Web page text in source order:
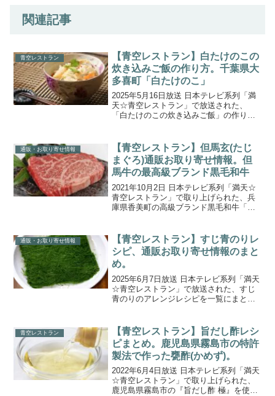
関連記事
青空レストラン
【青空レストラン】白たけのこの
炊き込みご飯の作り方。千葉県大
多喜町「白たけのこ」
2025年5月16日放送 日本テレビ系列「満
天☆青空レストラン」で放送された、
「白たけのこの炊き込みご飯」の作り方
こ」。ゲストの谷まりあさんと名人こだ
わりの白たけのこ掘...
通販・お取り寄せ情報
【青空レストラン】但馬玄(たじ
まぐろ)通販お取り寄せ情報。但
馬牛の最高級ブランド黒毛和牛
2021年10月2日 日本テレビ系列「満天☆
青空レストラン」で取り上げられた、兵
庫県香美町の高級ブランド黒毛和牛「但
ランで紹介された食材は、兵庫県が誇る
和牛 但馬牛の最...
通販・お取り寄せ情報
【青空レストラン】すじ青のりレ
シピ、通販お取り寄せ情報のまと
め。
2025年6月7日放送 日本テレビ系列「満天
☆青空レストラン」で放送された、すじ
青のりのアレンジレシピを一覧にまとめ
なった極上の「青のり」を、科学の力で
蘇らせた、青のり...
青空レストラン
【青空レストラン】旨だし酢レシ
ピまとめ。鹿児島県霧島市の特許
製法で作った甕酢(かめず)。
2022年6月4日放送 日本テレビ系列「満天
☆青空レストラン」で取り上げられた、
鹿児島県霧島市の『旨だし酢 極』を使っ